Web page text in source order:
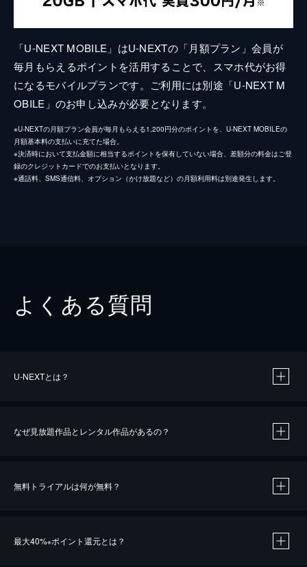
「U-NEXT MOBILE」はU-NEXTの「月額プラン」会員が
毎月もらえるポイントを活用することで、スマホ代がお得
になるモバイルプランです。ご利用には別途「U-NEXT M
OBILE」のお申し込みが必要となります。
※U-NEXTの月額プラン会員が毎月もらえる1,200円分のポイントを、U-NEXT MOBILEの
月額基本料の支払いに充てた場合。
※決済時において支払金額に相当するポイントを保有していない場合、差額分の料金はご登
録のクレジットカードでのお支払いとなります。
※通話料、SMS通信料、オプション（かけ放題など）の月額利用料は別途発生します。
よくある質問
U-NEXTとは？
なぜ見放題作品とレンタル作品があるの？
無料トライアルは何が無料？
最大40%※ポイント還元とは？